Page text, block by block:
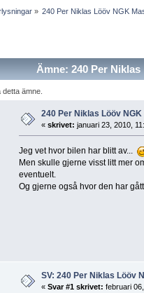
» 240 Per Niklas Lööv NGK
Ämne: 240 Per
ämne.
240 Per Niklas Lööv
« skrivet: januari 23, 2010,
Jeg vet hvor bilen har blitt av...
Men skulle gjerne visst litt mer
eventuelt.
Og gjerne også hvor den har
SV: 240 Per Niklas Lööv
« Svar #1 skrivet: februari